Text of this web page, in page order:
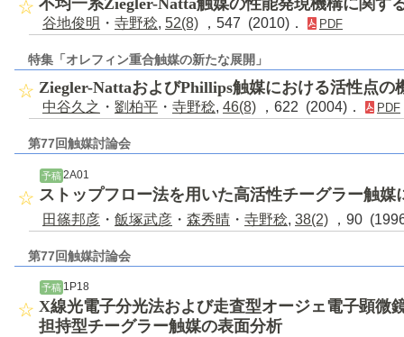
谷地俊明 ・ 寺野稔, 52(8) ，547 (2010)． PDF
特集「オレフィン重合触媒の新たな展開」
Ziegler-NattaおよびPhillips触媒における活性点の
中谷久之 ・ 劉柏平 ・ 寺野稔, 46(8) ，622 (2004)． PDF
第77回触媒討論会
予稿2A01
ストップフロー法を用いた高活性チーグラー触媒
田篠邦彦 ・ 飯塚武彦 ・ 森秀晴 ・ 寺野稔, 38(2) ，90
第77回触媒討論会
予稿 1P18
X線光電子分光法および走査型オージェ電子顕微
担持型チーグラー触媒の表面分析